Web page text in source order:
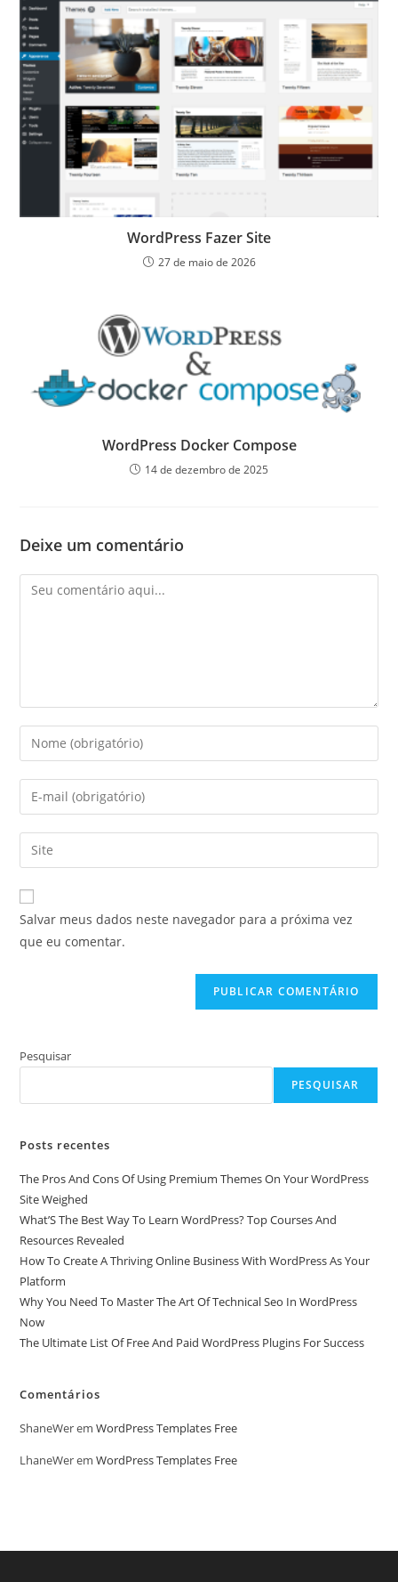
WordPress Fazer Site
27 de maio de 2026
WordPress Docker Compose
14 de dezembro de 2025
Deixe um comentário
Comentário
Digite
seu
nome
ou
de
usuário
para
comentar
Digite
seu
endereço
de
mail
para
comentar
Digite
o
URL
do
site
Salvar meus dados neste navegador para a próxima vez
que eu comentar.
Pesquisar
PESQUISAR
Posts recentes
The Pros And Cons Of Using Premium Themes On Your WordPress
Site Weighed
What’S The Best Way To Learn WordPress? Top Courses And
Resources Revealed
How To Create A Thriving Online Business With WordPress As Your
Platform
Why You Need To Master The Art Of Technical Seo In WordPress
Now
The Ultimate List Of Free And Paid WordPress Plugins For Success
Comentários
ShaneWeremWordPress Templates Free
LhaneWeremWordPress Templates Free